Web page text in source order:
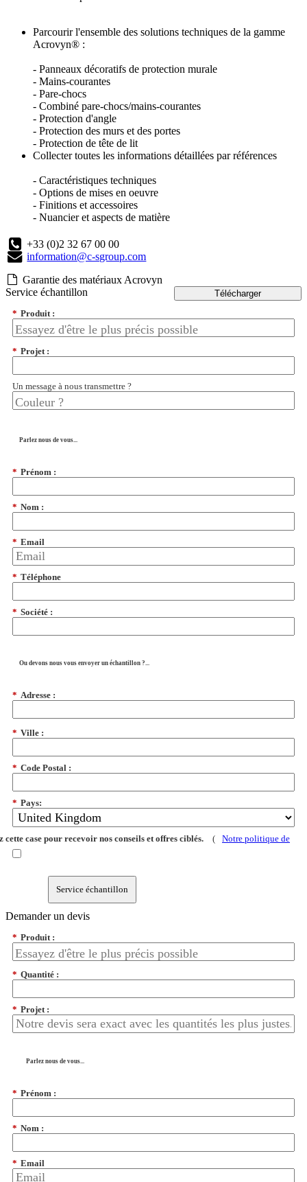
Parcourir l'ensemble des solutions techniques de la gamme
Acrovyn® :
- Panneaux décoratifs de protection murale
- Mains-courantes
- Pare-chocs
- Combiné pare-chocs/mains-courantes
- Protection d'angle
- Protection des murs et des portes
- Protection de tête de lit
Collecter toutes les informations détaillées par références
- Caractéristiques techniques
- Options de mises en oeuvre
- Finitions et accessoires
- Nuancier et aspects de matière
+33 (0)2 32 67 00 00
information@c-sgroup.com
Garantie des matériaux Acrovyn
Télécharger
Service échantillon
* Produit :
* Projet :
Un message à nous transmettre ?
Parlez nous de vous...
* Prénom :
* Nom :
* Email
* Téléphone
* Société :
Ou devons nous vous envoyer un échantillon ?...
* Adresse :
* Ville :
* Code Postal :
* Pays:
cette case pour recevoir nos conseils et offres ciblés. ( Notre politique de
Service échantillon
Demander un devis
* Produit :
* Quantité :
* Projet :
Parlez nous de vous...
* Prénom :
* Nom :
* Email